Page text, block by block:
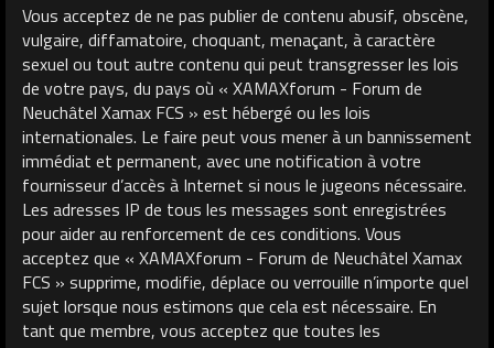
Vous acceptez de ne pas publier de contenu abusif, obscène,
vulgaire, diffamatoire, choquant, menaçant, à caractère
sexuel ou tout autre contenu qui peut transgresser les lois
de votre pays, du pays où « XAMAXforum - Forum de
Neuchâtel Xamax FCS » est hébergé ou les lois
internationales. Le faire peut vous mener à un bannissement
immédiat et permanent, avec une notification à votre
fournisseur d’accès à Internet si nous le jugeons nécessaire.
Les adresses IP de tous les messages sont enregistrées
pour aider au renforcement de ces conditions. Vous
acceptez que « XAMAXforum - Forum de Neuchâtel Xamax
FCS » supprime, modifie, déplace ou verrouille n’importe quel
sujet lorsque nous estimons que cela est nécessaire. En
tant que membre, vous acceptez que toutes les